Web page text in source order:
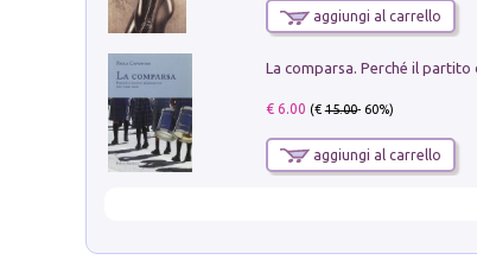
aggiungi al carrello
€ 6.00 (€15.00- 60%)
aggiungi al carrello